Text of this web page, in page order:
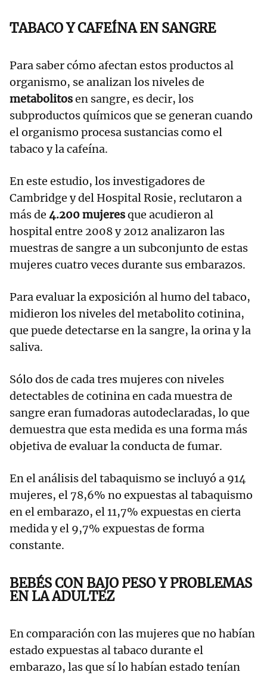
TABACO Y CAFEÍNA EN SANGRE
Para saber cómo afectan estos productos al
organismo, se analizan los niveles de
metabolitosen sangre, es decir, los
subproductos químicos que se generan cuando
el organismo procesa sustancias como el
tabaco y la cafeína.
En este estudio, los investigadores de
Cambridge y del Hospital Rosie, reclutaron a
más de 4.200 mujeresque acudieron al
hospital entre 2008 y 2012 analizaron las
muestras de sangre a un subconjunto de estas
mujeres cuatro veces durante sus embarazos.
Para evaluar la exposición al humo del tabaco,
midieron los niveles del metabolito cotinina,
que puede detectarse en la sangre, la orina y la
saliva.
Sólo dos de cada tres mujeres con niveles
detectables de cotinina en cada muestra de
sangre eran fumadoras autodeclaradas, lo que
demuestra que esta medida es una forma más
objetiva de evaluar la conducta de fumar.
En el análisis del tabaquismo se incluyó a 914
mujeres, el 78,6% no expuestas al tabaquismo
en el embarazo, el 11,7% expuestas en cierta
medida y el 9,7% expuestas de forma
constante.
BEBÉS CON BAJO PESO Y PROBLEMAS
EN LA ADULTEZ
En comparación con las mujeres que no habían
estado expuestas al tabaco durante el
embarazo, las que sí lo habían estado tenían